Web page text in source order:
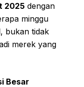
2025 dengan
minggu
bukan tidak
merek yang
Besar